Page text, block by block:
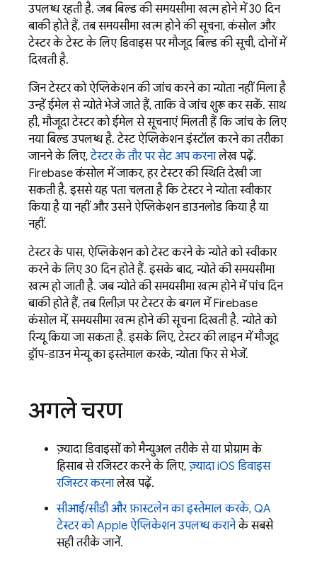
उपलब्ध रहती है. जब बिल्ड की समयसीमा खत्म होने में 30 दिन
बाकी होते हैं, तब समयसीमा खत्म होने की सूचना, कंसोल और
टेस्टर के टेस्ट के लिए डिवाइस पर मौजूद बिल्ड की सूची, दोनों में
दिखती है.
जिन टेस्टर को ऐप्लिकेशन की जांच करने का न्योता नहीं मिला है
उन्हें ईमेल से न्योते भेजे जाते हैं, ताकि वे जांच शुरू कर सकें. साथ
ही, मौजूदा टेस्टर को ईमेल से सूचनाएं मिलती हैं कि जांच के लिए
नया बिल्ड उपलब्ध है. टेस्ट ऐप्लिकेशन इंस्टॉल करने का तरीका
जानने के लिए,टेस्टर के तौर पर सेट अप करनालेख पढ़ें.
Firebaseकंसोल में जाकर, हर टेस्टर की स्थिति देखी जा
सकती है. इससे यह पता चलता है कि टेस्टर ने न्योता स्वीकार
किया है या नहीं और उसने ऐप्लिकेशन डाउनलोड किया है या
नहीं.
टेस्टर के पास, ऐप्लिकेशन को टेस्ट करने के न्योते को स्वीकार
करने के लिए 30 दिन होते हैं. इसके बाद, न्योते की समयसीमा
खत्म हो जाती है. जब न्योते की समयसीमा खत्म होने में पांच दिन
बाकी होते हैं, तब रिलीज़ पर टेस्टर के बगल में Firebase
कंसोल में, समयसीमा खत्म होने की सूचना दिखती है. न्योते को
रिन्यू किया जा सकता है. इसके लिए, टेस्टर की लाइन में मौजूद
ड्रॉप-डाउन मेन्यू का इस्तेमाल करके, न्योता फिर से भेजें.
अगले चरण
ज़्यादा डिवाइसों को मैन्युअल तरीके से या प्रोग्राम के
हिसाब से रजिस्टर करने के लिए, ज़्यादा iOS डिवाइस
रजिस्टर करनालेख पढ़ें.
सीआई/सीडी और फ़ास्टलेन का इस्तेमाल करके, QA
टेस्टर को Apple ऐप्लिकेशन उपलब्ध करानेके सबसे
सही तरीके जानें.